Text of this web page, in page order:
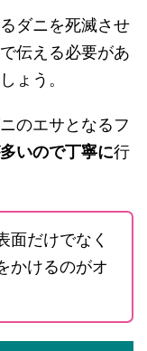
ダニを死滅させ
伝える必要があ
ょう。
のエサとなるフ
いので丁寧に行
面だけでなく
かけるのがオ